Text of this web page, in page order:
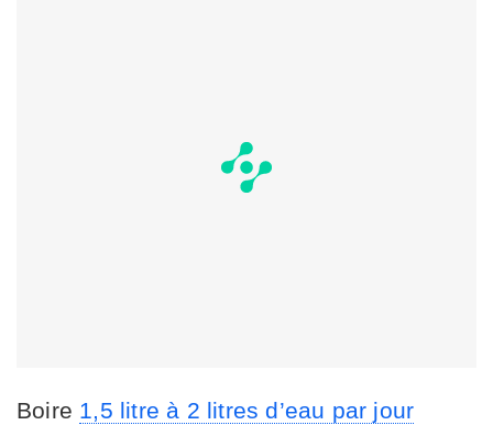
Boire 1,5 litre à 2 litres d’eau par jour